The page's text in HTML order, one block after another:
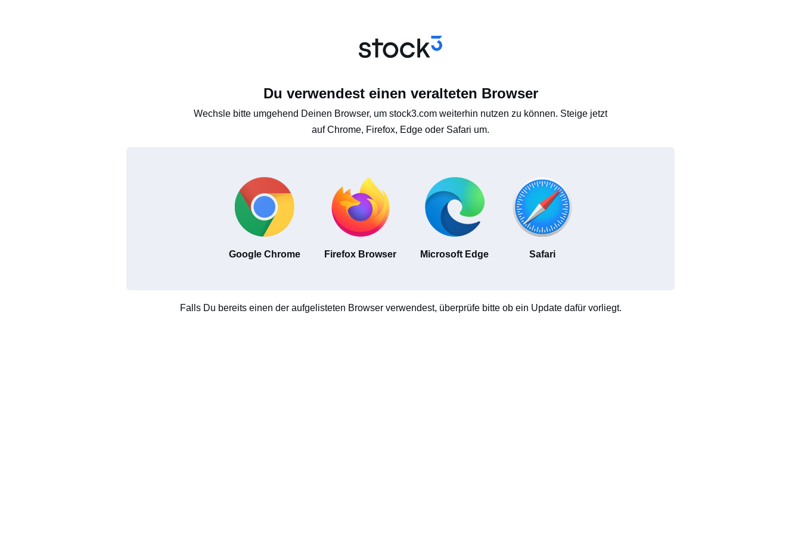
Du verwendest einen veralteten Browser
Wechsle bitte umgehend Deinen Browser, um stock3.com weiterhin nutzen zu können. Steige jetzt
auf Chrome, Firefox, Edge oder Safari um.
Google Chrome Firefox Browser Microsoft Edge Safari
Falls Du bereits einen der aufgelisteten Browser verwendest, überprüfe bitte ob ein Update dafür vorliegt.